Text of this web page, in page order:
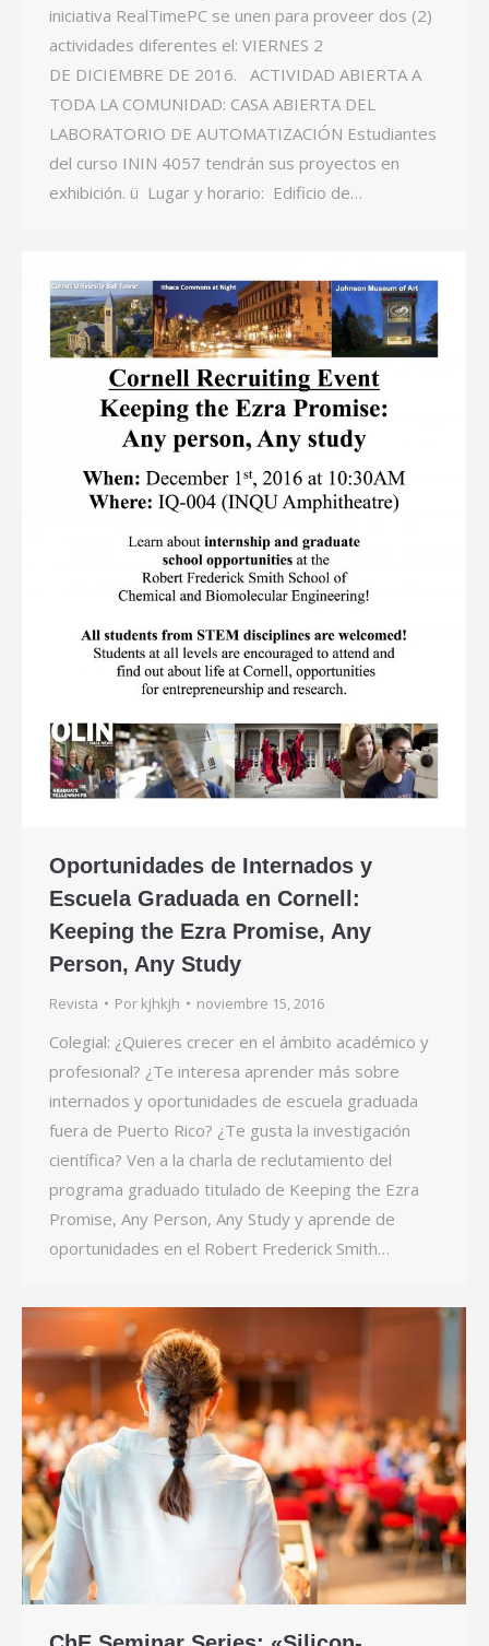
iniciativa RealTimePC se unen para proveer dos (2)
actividades diferentes el: VIERNES 2
DE DICIEMBRE DE 2016. ACTIVIDAD ABIERTA A
TODA LA COMUNIDAD: CASA ABIERTA DEL
LABORATORIO DE AUTOMATIZACIÓN Estudiantes
del curso ININ 4057 tendrán sus proyectos en
exhibición. ü Lugar y horario: Edificio de…
Oportunidades de Internados y
Escuela Graduada en Cornell:
Keeping the Ezra Promise, Any
Person, Any Study
Revista Por kjhkjh noviembre 15, 2016
Colegial: ¿Quieres crecer en el ámbito académico y
profesional? ¿Te interesa aprender más sobre
internados y oportunidades de escuela graduada
fuera de Puerto Rico? ¿Te gusta la investigación
científica? Ven a la charla de reclutamiento del
programa graduado titulado de Keeping the Ezra
Promise, Any Person, Any Study y aprende de
oportunidades en el Robert Frederick Smith…